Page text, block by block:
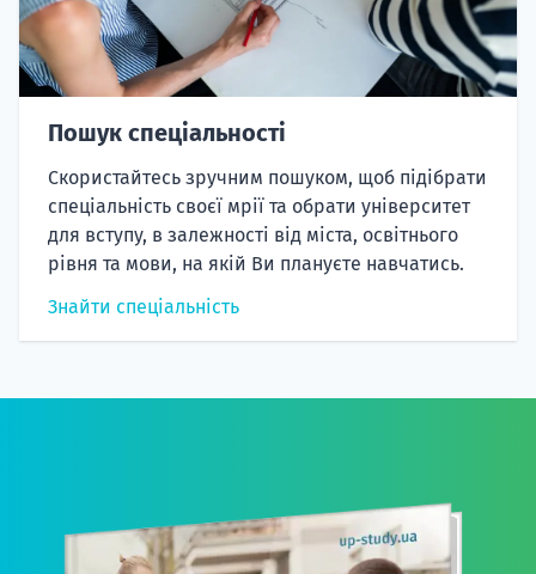
Пошук спеціальності
Скористайтесь зручним пошуком, щоб підібрати
спеціальність своєї мрії та обрати університет
для вступу, в залежності від міста, освітнього
рівня та мови, на якій Ви плануєте навчатись.
Знайти спеціальність